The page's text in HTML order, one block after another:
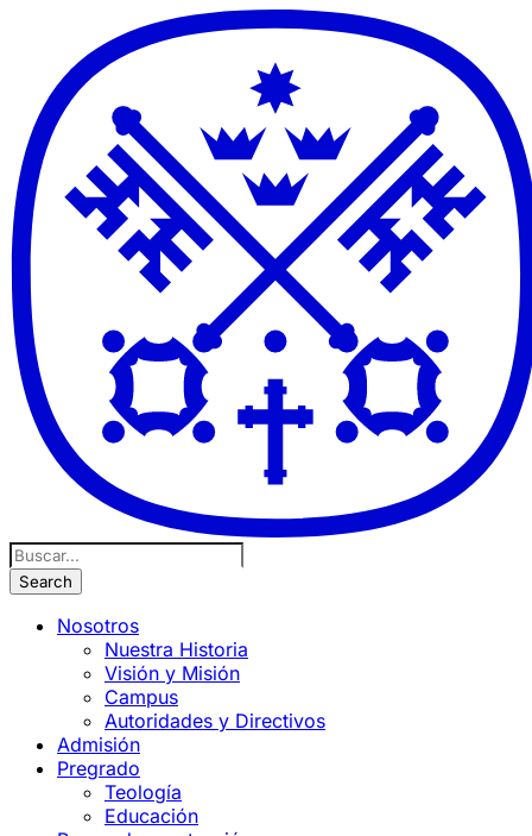
Nosotros
Nuestra Historia
Visión y Misión
Campus
Autoridades y Directivos
Admisión
Pregrado
Teología
Educación